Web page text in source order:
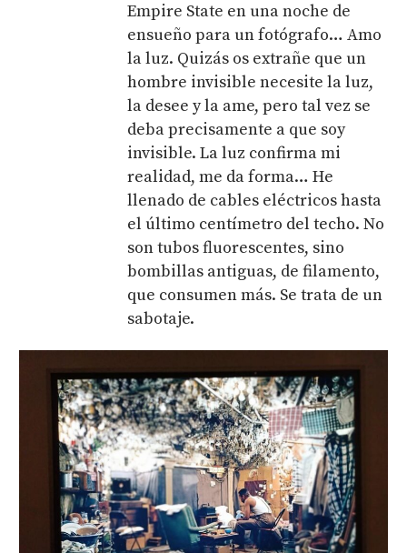
Empire State en una noche de
ensueño para un fotógrafo… Amo
la luz. Quizás os extrañe que un
hombre invisible necesite la luz,
la desee y la ame, pero tal vez se
deba precisamente a que soy
invisible. La luz confirma mi
realidad, me da forma… He
llenado de cables eléctricos hasta
el último centímetro del techo. No
son tubos fluorescentes, sino
bombillas antiguas, de filamento,
que consumen más. Se trata de un
sabotaje.